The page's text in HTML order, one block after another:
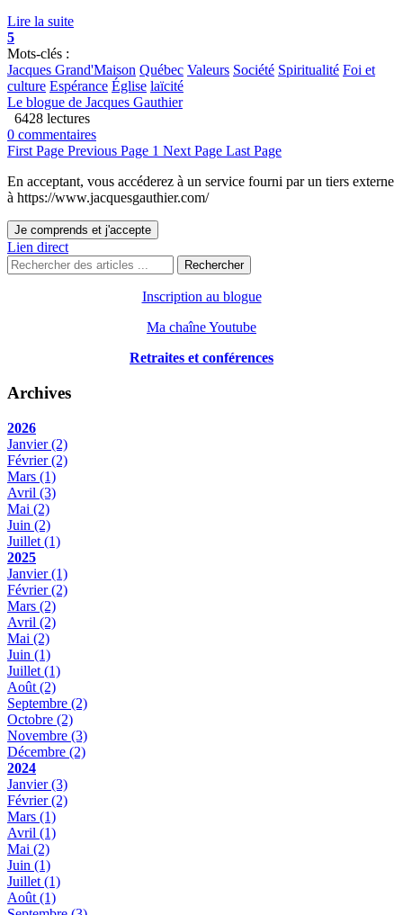
Lire la suite
5
Mots-clés :
Jacques Grand'Maison Québec Valeurs Société Spiritualité Foi et
culture Espérance Église laïcité
Le blogue de Jacques Gauthier
6428 lectures
0 commentaires
First Page Previous Page 1 Next Page Last Page
En acceptant, vous accéderez à un service fourni par un tiers externe
à https://www.jacquesgauthier.com/
Je comprends et j'accepte
Lien direct
Rechercher
Inscription au blogue
Ma chaîne Youtube
Retraites et conférences
Archives
2026
Janvier(2)
Février(2)
Mars (1)
Avril (3)
Mai (2)
Juin (2)
Juillet (1)
2025
Janvier(1)
Février(2)
Mars (2)
Avril (2)
Mai (2)
Juin (1)
Juillet (1)
Août (2)
Septembre (2)
Octobre (2)
Novembre (3)
Décembre (2)
2024
Janvier(3)
Février(2)
Mars (1)
Avril (1)
Mai (2)
Juin (1)
Juillet (1)
Août (1)